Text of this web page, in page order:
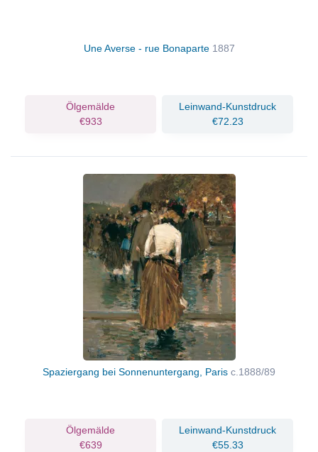
Une Averse - rue Bonaparte 1887
Ölgemälde
€933
Leinwand-Kunstdruck
€72.23
Spaziergang bei Sonnenuntergang, Paris c.1888/89
Ölgemälde
€639
Leinwand-Kunstdruck
€55.33